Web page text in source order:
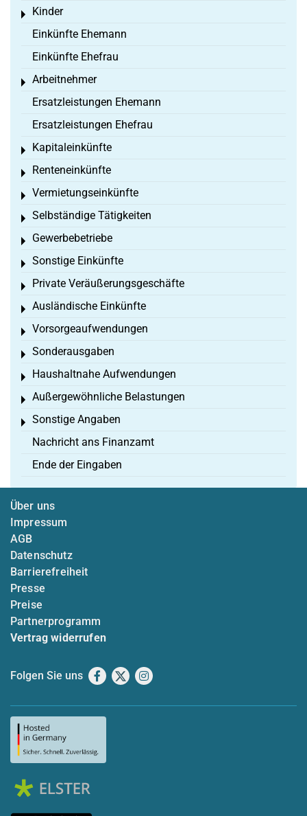
Kinder
Toggle menu
Einkünfte Ehemann
Einkünfte Ehefrau
Arbeitnehmer
Toggle menu
Ersatzleistungen Ehemann
Ersatzleistungen Ehefrau
Kapitaleinkünfte
Toggle menu
Renteneinkünfte
Toggle menu
Vermietungseinkünfte
Toggle menu
Selbständige Tätigkeiten
Toggle menu
Gewerbebetriebe
Toggle menu
Sonstige Einkünfte
Toggle menu
Private Veräußerungsgeschäfte
Toggle menu
Ausländische Einkünfte
Toggle menu
Vorsorgeaufwendungen
Toggle menu
Sonderausgaben
Toggle menu
Haushaltnahe Aufwendungen
Toggle menu
Außergewöhnliche Belastungen
Toggle menu
Sonstige Angaben
Toggle menu
Nachricht ans Finanzamt
Ende der Eingaben
Über uns
Impressum
AGB
Datenschutz
Barrierefreiheit
Presse
Preise
Partnerprogramm
Vertrag widerrufen
Folgen Sie uns Facebook
X Instagram